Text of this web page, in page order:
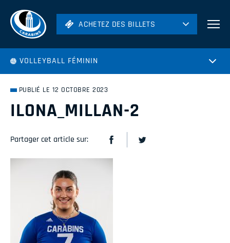
ACHETEZ DES BILLETS
Hockey
ACHETEZ DES BILLETS
VOLLEYBALL FÉMININ
PUBLIÉ LE 12 OCTOBRE 2023
ILONA_MILLAN-2
Partager cet article sur: